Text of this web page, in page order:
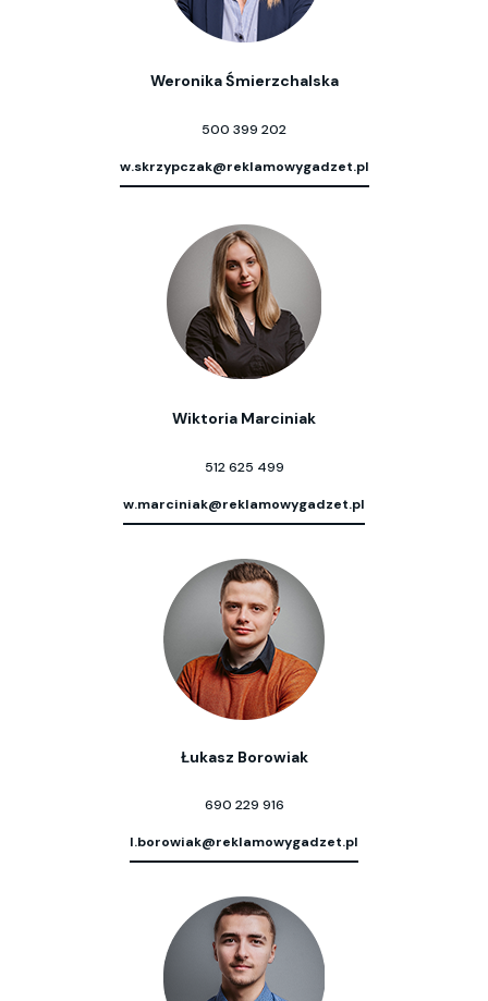
Weronika Śmierzchalska
500 399 202
w.skrzypczak@reklamowygadzet.pl
Wiktoria Marciniak
512 625 499
w.marciniak@reklamowygadzet.pl
Łukasz Borowiak
690 229 916
l.borowiak@reklamowygadzet.pl